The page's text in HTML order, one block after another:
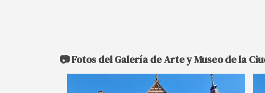
📷 Fotos del Galería de Arte y Museo de la